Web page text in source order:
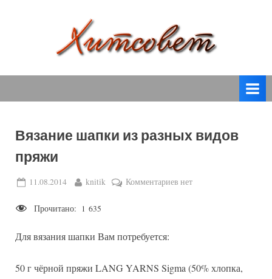
т
о
е
спицами,
крючком,
вязаные
модели
описанием
Вязание шапки из разных видов
пряжи
Posted
11.08.2014 By
knitik Комментариевк
видов
нет
Прочитано: 1 635
Для вязания шапки Вам потребуется:
50 г чёрной пряжи LANG YARNS Sigma (50% хлопка,